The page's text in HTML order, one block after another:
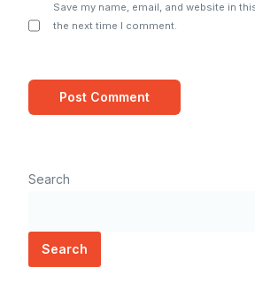
Save my name, email, and website in
the next time I comment.
Search
Search